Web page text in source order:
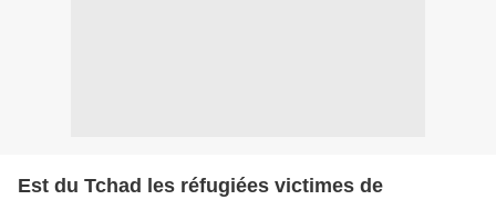
Est du Tchad les réfugiées victimes de